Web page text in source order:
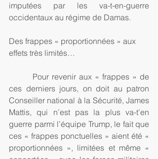
imputées par les va-t-en-guerre
occidentaux au régime de Damas.
Des frappes « proportionnées » aux
effets très limités…
ces derniers jours, on doit au patron
Conseiller national à la Sécurité, James
Mattis, qui n’est pas la plus va-t’en
guerre parmi l’équipe Trump, le fait que
ces « frappes ponctuelles » aient été «
proportionnées », limitées et même «